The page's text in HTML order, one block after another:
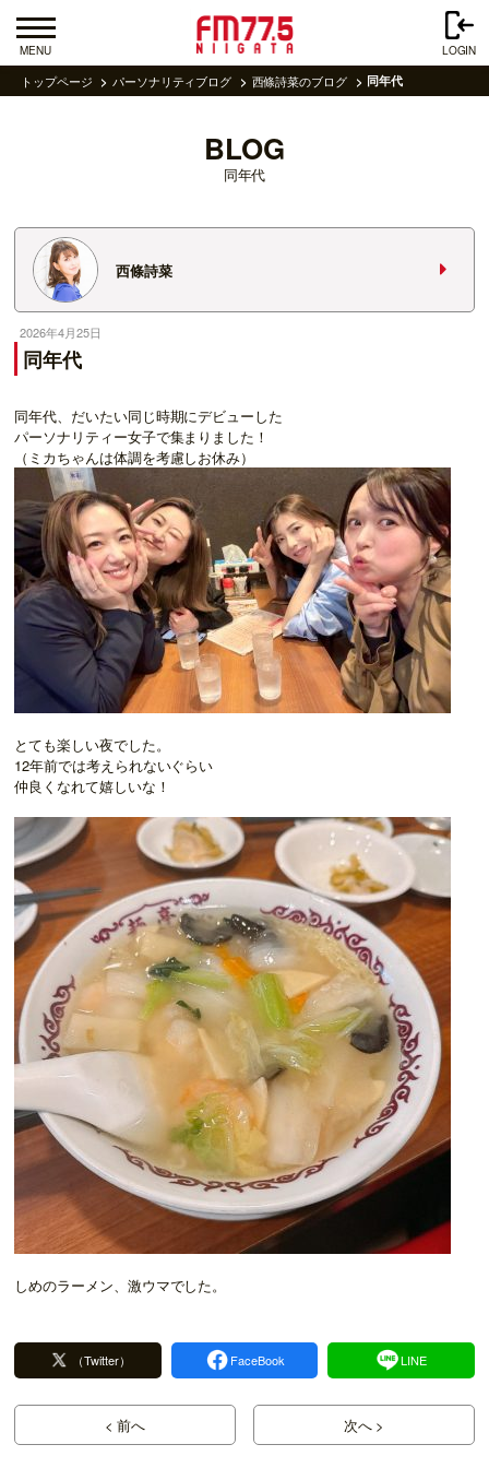
MENU LOGIN
トップページ パーソナリティブログ 西條詩菜のブログ 同年代
BLOG
同年代
西條詩菜
2026年4月25日
同年代
同年代、だいたい同じ時期にデビューした
パーソナリティー女子で集まりました！
（ミカちゃんは体調を考慮しお休み）
とても楽しい夜でした。
12年前では考えられないぐらい
仲良くなれて嬉しいな！
しめのラーメン、激ウマでした。
（Twitter） FaceBook LINE
< 前へ 次へ >